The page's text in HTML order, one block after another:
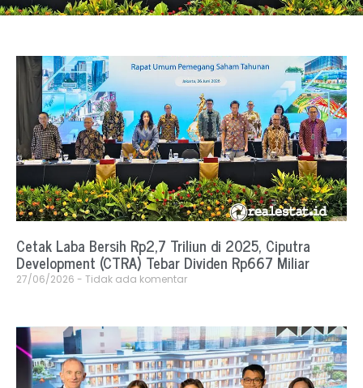
Cetak Laba Bersih Rp2,7 Triliun di 2025, Ciputra
Development (CTRA) Tebar Dividen Rp667 Miliar
27/06/2026 Tidak ada komentar